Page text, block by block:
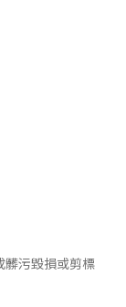
髒污毀損或剪標